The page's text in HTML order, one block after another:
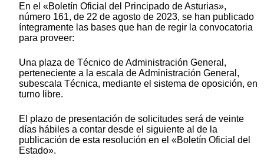
En el «Boletín Oficial del Principado de Asturias»,
número 161, de 22 de agosto de 2023, se han publicado
íntegramente las bases que han de regir la convocatoria
para proveer:
Una plaza de Técnico de Administración General,
perteneciente a la escala de Administración General,
subescala Técnica, mediante el sistema de oposición, en
turno libre.
El plazo de presentación de solicitudes será de veinte
días hábiles a contar desde el siguiente al de la
publicación de esta resolución en el «Boletín Oficial del
Estado».